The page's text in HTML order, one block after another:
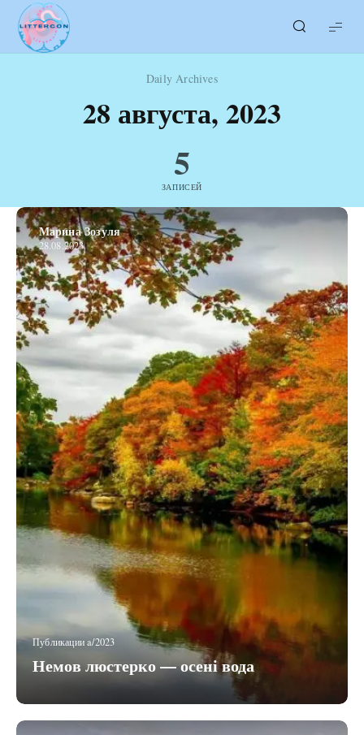
LITTERcon
Daily Archives
28 августа, 2023
5
ЗАПИСЕЙ
Публикации a/2023
Немов люстерко — осені вода
Марина Зозуля
28.08.2023